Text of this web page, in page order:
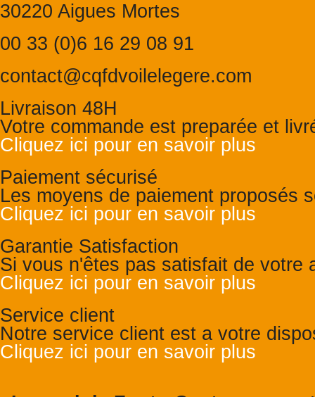
30220 Aigues Mortes
00 33 (0)6 16 29 08 91
contact@cqfdvoilelegere.com
Livraison 48H
Votre commande est preparée et
Cliquez ici pour en savoir plus
Paiement sécurisé
Les moyens de paiement proposés
Cliquez ici pour en savoir plus
Garantie Satisfaction
Si vous n'êtes pas satisfait de votre
Cliquez ici pour en savoir plus
Service client
Notre service client est a votre
Cliquez ici pour en savoir plus